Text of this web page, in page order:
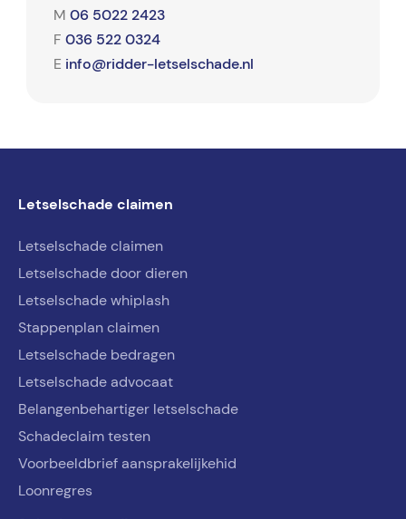
M 06 5022 2423
F 036 522 0324
E info@ridder-letselschade.nl
Letselschade claimen
Letselschade claimen
Letselschade door dieren
Letselschade whiplash
Stappenplan claimen
Letselschade bedragen
Letselschade advocaat
Belangenbehartiger letselschade
Schadeclaim testen
Voorbeeldbrief aansprakelijkehid
Loonregres